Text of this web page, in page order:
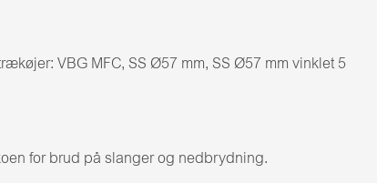
VBG MFC, SS Ø57 mm, SS Ø57 mm vinklet 5
for brud på slanger og nedbrydning.